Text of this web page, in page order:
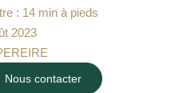
: 14 min à pieds
2023
Nous contacter